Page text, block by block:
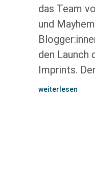
das Team
und
den Launch
Imprints.
weiterlesen